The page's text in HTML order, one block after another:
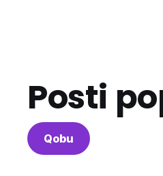
Posti
Qobu